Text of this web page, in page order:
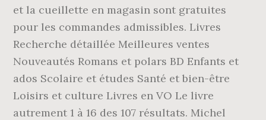
et la cueillette en magasin sont gratuites
pour les commandes admissibles. Livres
Recherche détaillée Meilleures ventes
Nouveautés Romans et polars BD Enfants et
ados Scolaire et études Santé et bien-être
Loisirs et culture Livres en VO Le livre
autrement 1 à 16 des 107 résultats. Michel